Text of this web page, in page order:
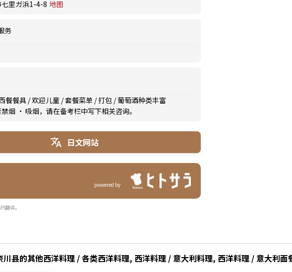
里ガ浜1-4-8 地图
务
餐餐具 /欢迎儿童 /套餐菜单 /打包 /葡萄酒种类丰富
烟 · 吸烟，请在备考栏中写下相关咨询。
日文网站
powered by
翻译。
县的其他西洋料理 / 各类西洋料理, 西洋料理 / 意大利料理, 西洋料理 / 意大利面